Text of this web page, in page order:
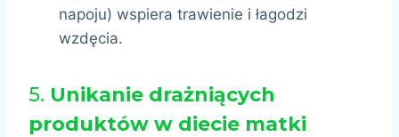
napoju) wspiera trawienie i łagodzi
wzdęcia.
5. Unikanie drażniących
produktów w diecie matki